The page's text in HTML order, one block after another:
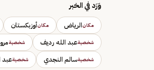
وَرَد في الخبر
مكانالرياض مكانأوزبكستان
شخصيةعبد الله رديف شخصية
شخصيةسالم النجدي شخصيةعبد